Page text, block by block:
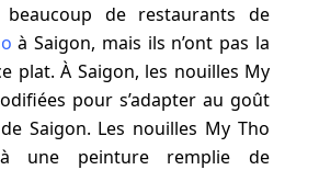
de restaurants de
à Saigon, mais ils n’ont pas la
plat. À Saigon, les nouilles My
pour s’adapter au goût
Saigon. Les nouilles My Tho
à une peinture remplie de